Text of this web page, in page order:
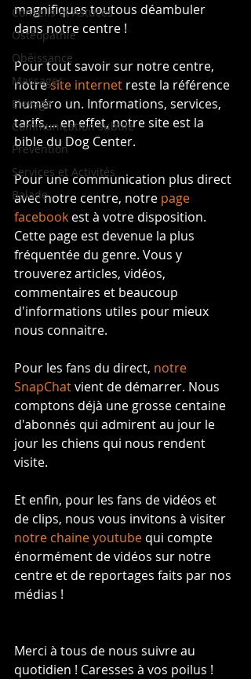
Conseils et Astuces
Ostéopathie
Obéissance
Massages
Elevage
Communication subtile
Prévention
Services et Activités
Balade
magnifiques toutous déambuler
dans notre centre !
Pour tout savoir sur notre centre,
notre site internet reste la référence
numéro un. Informations, services,
tarifs,... en effet, notre site est la
bible du Dog Center.
Pour une communication plus direct
avec notre centre, notre page
facebook est à votre disposition.
Cette page est devenue la plus
fréquentée du genre. Vous y
trouverez articles, vidéos,
commentaires et beaucoup
d'informations utiles pour mieux
nous connaitre.
Pour les fans du direct, notre
SnapChat vient de démarrer. Nous
comptons déjà une grosse centaine
d'abonnés qui admirent au jour le
jour les chiens qui nous rendent
visite.
Et enfin, pour les fans de vidéos et
de clips, nous vous invitons à visiter
notre chaine youtube qui compte
énormément de vidéos sur notre
centre et de reportages faits par nos
médias !
Merci à tous de nous suivre au
quotidien ! Caresses à vos poilus !